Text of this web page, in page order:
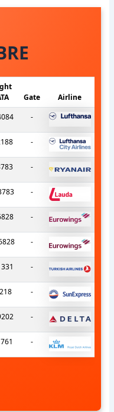
Gate
Airline
-
-
-
-
-
-
-
-
-
-